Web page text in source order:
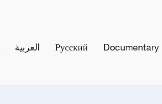
العربية Русский Documentary